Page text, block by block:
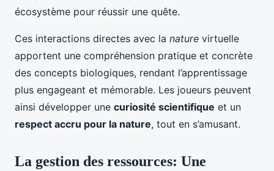
écosystème pour réussir une quête.
Ces interactions directes avec la nature virtuelle
apportent une compréhension pratique et concrète
des concepts biologiques, rendant l’apprentissage
plus engageant et mémorable. Les joueurs peuvent
ainsi développer une curiosité scientifique et un
respect accru pour la nature, tout en s’amusant.
La gestion des ressources: Une